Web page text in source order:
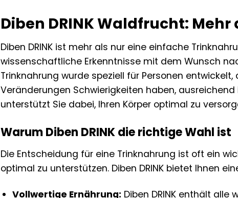
Diben DRINK Waldfrucht:
Diben DRINK ist mehr als nur eine einfache
wissenschaftliche Erkenntnisse mit dem Wunsch
Trinknahrung wurde speziell für Personen
Veränderungen Schwierigkeiten haben,
unterstützt Sie dabei, Ihren Körper optimal zu
Warum Diben DRINK die richtige Wahl ist
Die Entscheidung für eine Trinknahrung ist oft ein
optimal zu unterstützen. Diben DRINK bietet Ihnen
Vollwertige Ernährung: Diben DRINK enthält